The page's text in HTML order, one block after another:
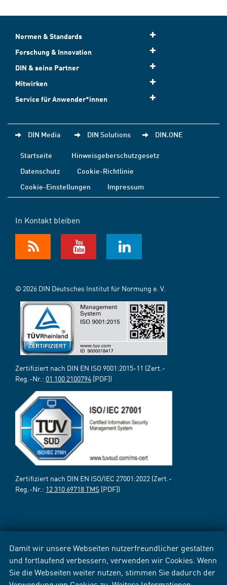
Damit wir unsere Webseiten nutzerfreundlicher gestalten
und fortlaufend verbessern, verwenden wir Cookies. Wenn
Sie die Webseiten weiter nutzen, stimmen Sie dadurch der
Normen & Standards
Forschung & Innovation
DIN & seine Partner
Mitwirken
Service für Anwender*innen
DIN Media DIN Solutions DIN.ONE
Startseite
Hinweisgeberschutzgesetz
Datenschutz
Cookie-Richtlinie
Cookie-Einstellungen
Impressum
In Kontakt bleiben
© 2026 DIN Deutsches Institut für Normung e. V.
Zertifiziert nach DIN EN ISO 9001:2015-11 (Zert.-
Reg.-Nr.: 01 100 2100794 [PDF])
Zertifiziert nach DIN EN ISO/IEC 27001:2022 (Zert.-
Reg.-Nr.: 12 310 69718 TMS [PDF])